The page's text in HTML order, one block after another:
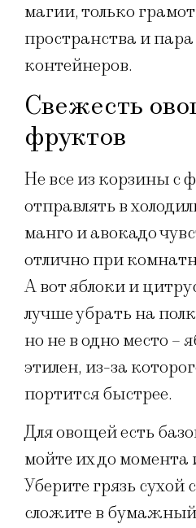
магии, только
пространства и
контейнеров.
Свежесть
фруктов
Не все из корзины с
отправлять в
манго и авокадо
отлично при
А вот яблоки и
лучше убрать на
но не в одно место –
этилен, из-за
портится быстрее.
Для овощей есть
мойте их до момента
Уберите грязь сухой
сложите в